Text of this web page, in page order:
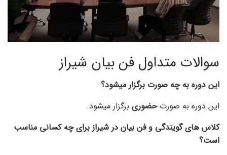
سوالات متداول فن بیان شیراز
این دوره به چه صورت برگزار میشود؟
این دوره به صورتحضوری برگزار میشود.
کلاس های گویندگی و فن بیان در شیراز برای چه کسانی مناسب
است؟